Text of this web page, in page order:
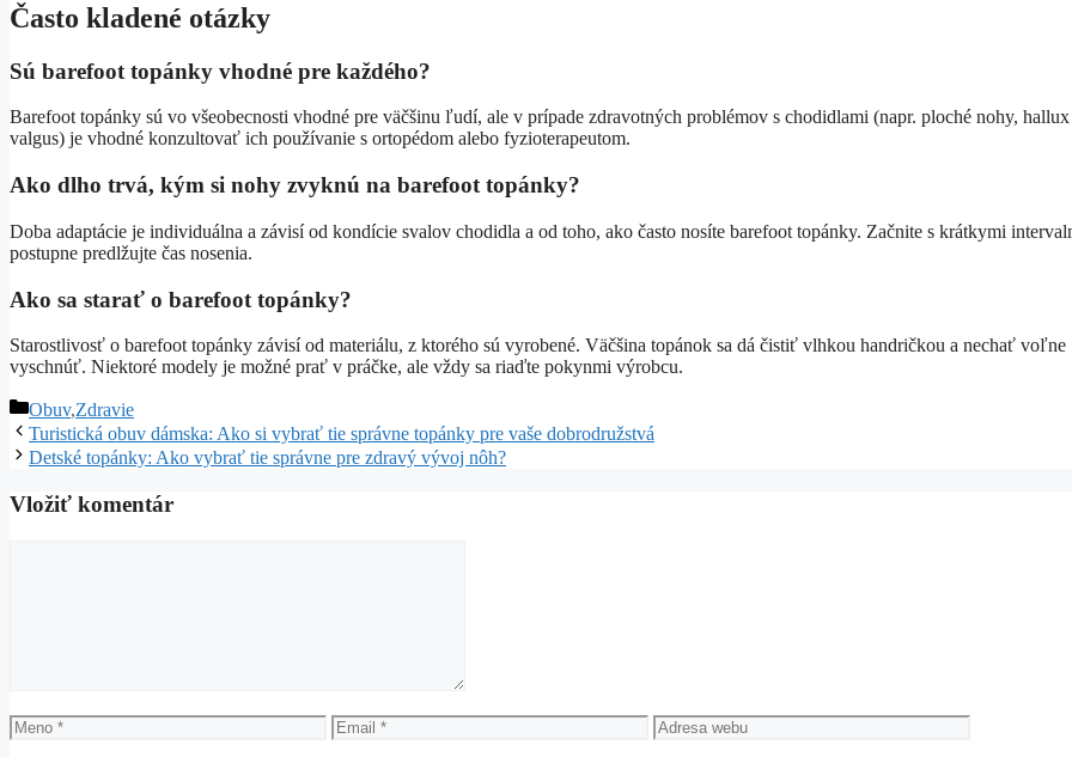
Často kladené otázky
Sú barefoot topánky vhodné pre každého?
Barefoot topánky sú vo všeobecnosti vhodné pre väčšinu ľudí, ale v prípade zdravotných problémov s chodidlami (napr. ploché nohy, hallux
valgus) je vhodné konzultovať ich používanie s ortopédom alebo fyzioterapeutom.
Ako dlho trvá, kým si nohy zvyknú na barefoot topánky?
Doba adaptácie je individuálna a závisí od kondície svalov chodidla a od toho, ako často nosíte barefoot topánky. Začnite s krátkymi
postupne predlžujte čas nosenia.
Ako sa starať o barefoot topánky?
Starostlivosť o barefoot topánky závisí od materiálu, z ktorého sú vyrobené. Väčšina topánok sa dá čistiť vlhkou handričkou a nechať voľne
vyschnúť. Niektoré modely je možné prať v práčke, ale vždy sa riaďte pokynmi výrobcu.
Kategórie
Obuv,Zdravie
Turistická obuv dámska: Ako si vybrať tie správne topánky pre vaše dobrodružstvá
Detské topánky: Ako vybrať tie správne pre zdravý vývoj nôh?
Vložiť komentár
Meno Email
Adresa
webu